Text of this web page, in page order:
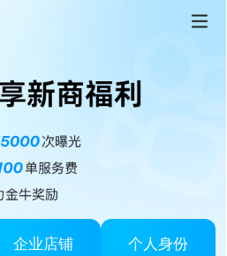
企业店铺 个人身份